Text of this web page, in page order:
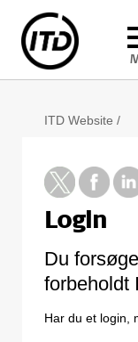
ITD Website /
Login
Du
forbeholdt
Har du et login,